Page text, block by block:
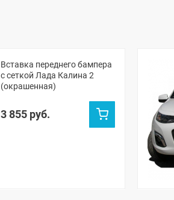
Вставка переднего бампера
с сеткой Лада Калина 2
(окрашенная)
3 855 руб.